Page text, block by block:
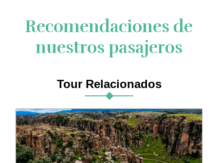
Recomendaciones de
nuestros pasajeros
Tour Relacionados